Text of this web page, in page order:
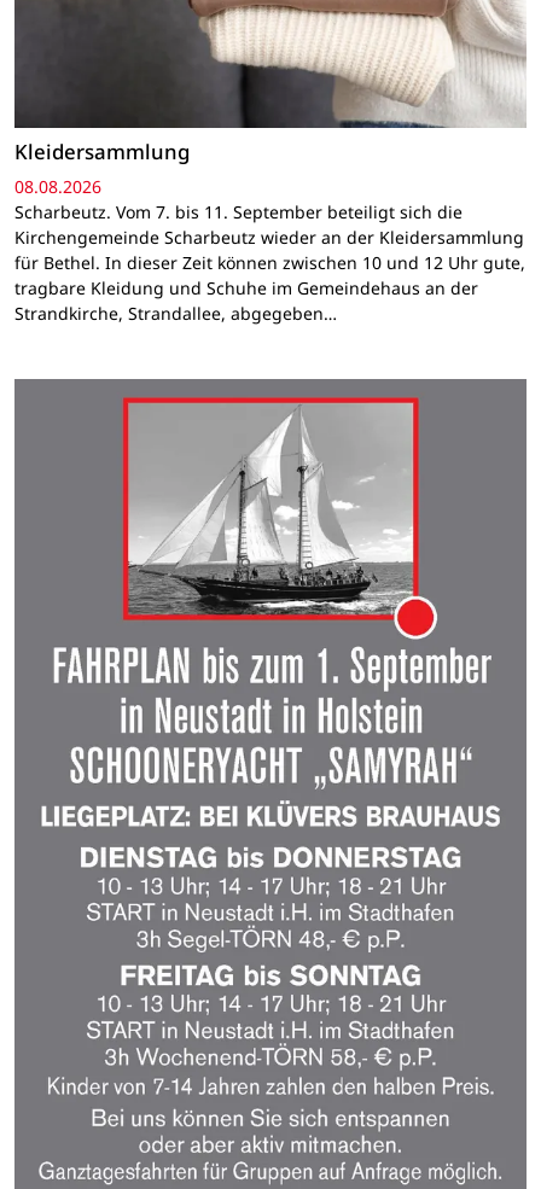
Kleidersammlung
08.08.2026
Scharbeutz. Vom 7. bis 11. September beteiligt sich die
Kirchengemeinde Scharbeutz wieder an der Kleidersammlung
für Bethel. In dieser Zeit können zwischen 10 und 12 Uhr gute,
tragbare Kleidung und Schuhe im Gemeindehaus an der
Strandkirche, Strandallee, abgegeben…